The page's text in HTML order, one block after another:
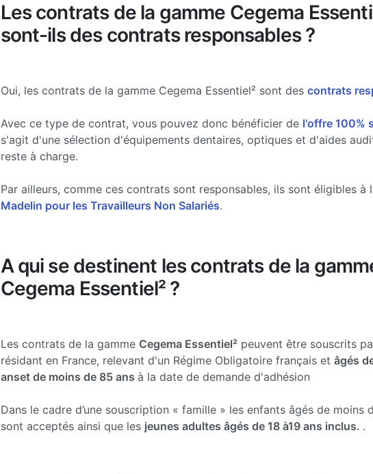
Les contrats de la gamme Cegema
sont-ils des contrats responsables ?
Oui, les contrats de la gamme Cegema Essentiel² sont des contrats
Avec ce type de contrat, vous pouvez donc bénéficier de l'offre 100%
s'agit d'une sélection d'équipements dentaires, optiques et d'aides
reste à charge.
Par ailleurs, comme ces contrats sont responsables, ils sont éligibles à
Madelin pour les Travailleurs Non Salariés.
A qui se destinent les contrats de la
Cegema Essentiel² ?
Les contrats de la gamme Cegema Essentiel²peuvent être souscrits
résidant en France, relevant d'un Régime Obligatoire français et âgés
anset de moins de 85 ans à la date de demande d'adhésion
Dans le cadre d’une souscription « famille » les enfants âgés de moins
sont acceptés ainsi que les jeunes adultes âgés de 18 à19 ans inclus. .